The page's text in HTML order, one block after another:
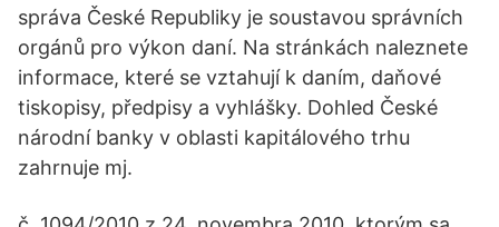
správa České Republiky je soustavou správních
orgánů pro výkon daní. Na stránkách naleznete
informace, které se vztahují k daním, daňové
tiskopisy, předpisy a vyhlášky. Dohled České
národní banky v oblasti kapitálového trhu
zahrnuje mj.